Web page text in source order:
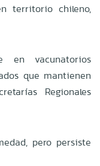
territorio chileno,
en vacunatorios
que mantienen
Regionales
pero persiste